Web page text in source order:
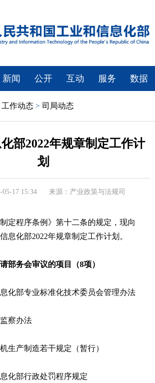
新闻 公开 互动 服务 数据
工作动态 > 司局动态
部2022年规章制定工作计
划
17 15:34 来源：产业政策与法规司
定程序条例》第十二条的规定，现向
息化部2022年规章制定工作计划。
部务会审议的项目（8项）
化部专业标准化技术委员会管理办法
察办法
生产制造若干规定（暂行）
化部行政处罚程序规定